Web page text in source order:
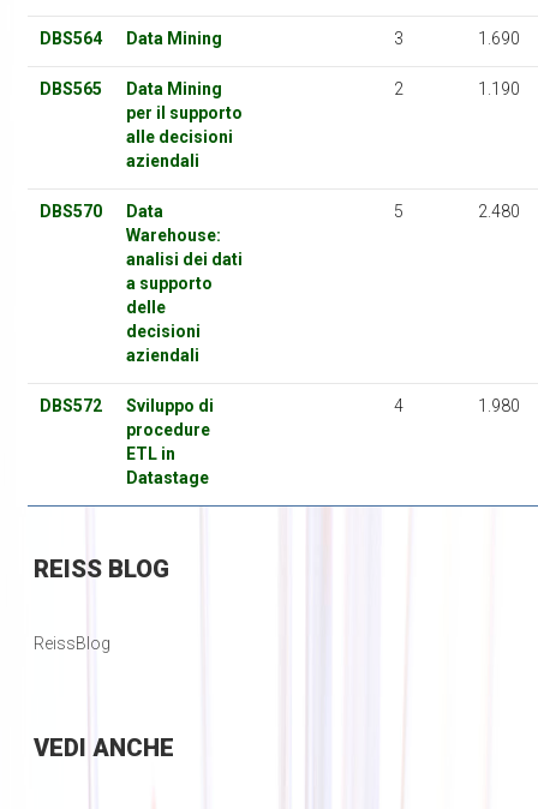
DBS564 Data Mining 3 1.690
DBS565
Data Mining
per il supporto
alle decisioni
aziendali
2 1.190
DBS570
Data
Warehouse:
analisi dei dati
a supporto
delle
decisioni
aziendali
5 2.480
DBS572
Sviluppo di
procedure
ETL in
Datastage
4 1.980
REISSBLOG
ReissBlog
VEDI ANCHE